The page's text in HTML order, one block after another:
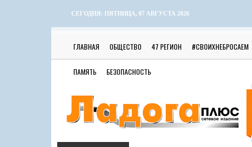
СЕГОДНЯ: ПЯТНИЦА, 07 АВГУСТА 2026
ГЛАВНАЯ ОБЩЕСТВО 47 РЕГИОН #СВОИХНЕБРОСАЕМ
ПАМЯТЬ БЕЗОПАСНОСТЬ